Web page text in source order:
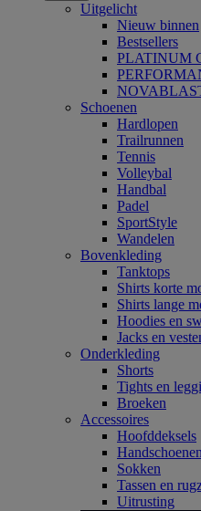
Uitgelicht
Nieuw binnen
Bestsellers
PLATINUM
Schoenen
Hardlopen
Trailrunnen
Tennis
Volleybal
Handbal
Padel
SportStyle
Wandelen
Bovenkleding
Tanktops
Shirts korte
Shirts lange
Hoodies en
Jacks en
Onderkleding
Shorts
Tights en
Broeken
Accessoires
Hoofddeksels
Handschoenen
Sokken
Tassen en
Uitrusting